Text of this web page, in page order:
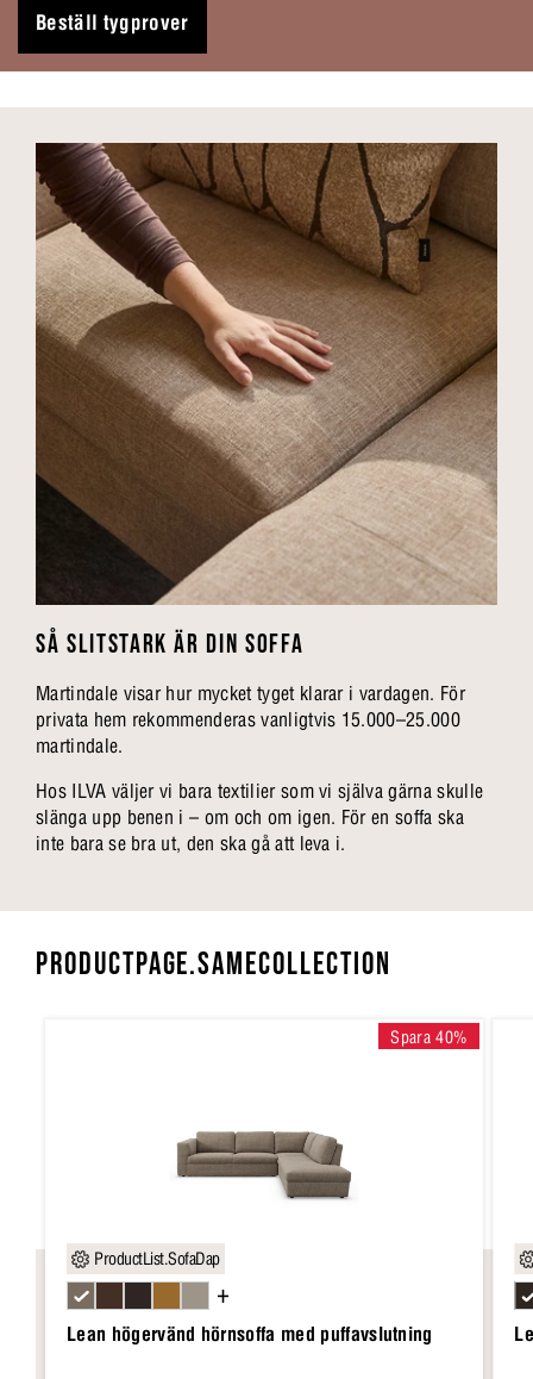
Beställ tygprover
SÅ SLITSTARK ÄR DIN SOFFA
Martindale visar hur mycket tyget klarar i vardagen. För
privata hem rekommenderas vanligtvis 15.000–25.000
martindale.
Hos ILVA väljer vi bara textilier som vi själva gärna skulle
slänga upp benen i – om och om igen. För en soffa ska
inte bara se bra ut, den ska gå att leva i.
PRODUCTPAGE.SAMECOLLECTION
Spara 40%
ProductList.SofaDap
Lean högervänd hörnsoffa med puffavslutning
+